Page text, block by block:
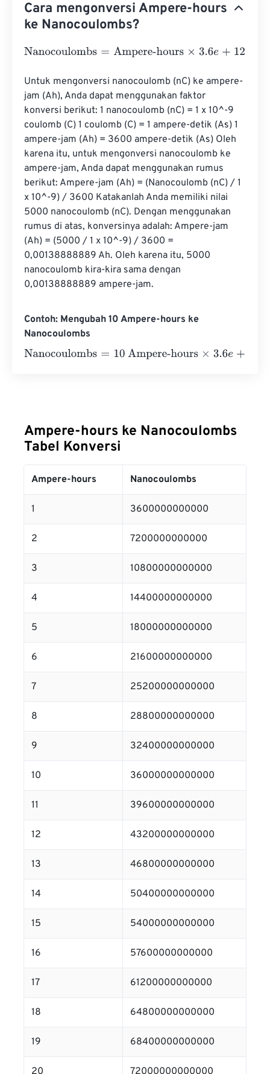
Cara mengonversi Ampere-hours
ke Nanocoulombs?
Nanocoulombs=Ampere-hours×3.6e +12
Untuk mengonversi nanocoulomb (nC) ke ampere-
jam (Ah), Anda dapat menggunakan faktor
konversi berikut: 1 nanocoulomb (nC) = 1 x 10^-9
coulomb (C) 1 coulomb (C) = 1 ampere-detik (A·s) 1
ampere-jam (Ah) = 3600 ampere-detik (A·s) Oleh
karena itu, untuk mengonversi nanocoulomb ke
ampere-jam, Anda dapat menggunakan rumus
berikut: Ampere-jam (Ah) = (Nanocoulomb (nC) / 1
x 10^-9) / 3600 Katakanlah Anda memiliki nilai
5000 nanocoulomb (nC). Dengan menggunakan
rumus di atas, konversinya adalah: Ampere-jam
(Ah) = (5000 / 1 x 10^-9) / 3600 =
0,00138888889 Ah. Oleh karena itu, 5000
nanocoulomb kira-kira sama dengan
0,00138888889 ampere-jam.
Contoh: Mengubah 10 Ampere-hours ke
Nanocoulombs
Nanocoulombs=10 Ampere-hours×3.6e+ 12 =
Ampere-hours ke Nanocoulombs
Tabel Konversi
Ampere-hours Nanocoulombs
1 3600000000000
2 7200000000000
3 10800000000000
4 14400000000000
5 18000000000000
6 21600000000000
7 25200000000000
8 28800000000000
9 32400000000000
10 36000000000000
11 39600000000000
12 43200000000000
13 46800000000000
14 50400000000000
15 54000000000000
16 57600000000000
17 61200000000000
18 64800000000000
19 68400000000000
20 72000000000000